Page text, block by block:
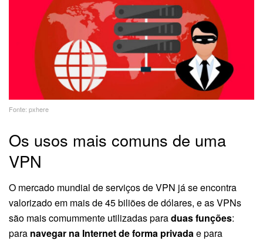
Fonte: pxhere
Os usos mais comuns de uma
VPN
O mercado mundial de serviços de VPN já se encontra
valorizado em mais de 45 biliões de dólares, e as VPNs
são mais comummente utilizadas paraduas funções:
para navegar na Internet de forma privadae para